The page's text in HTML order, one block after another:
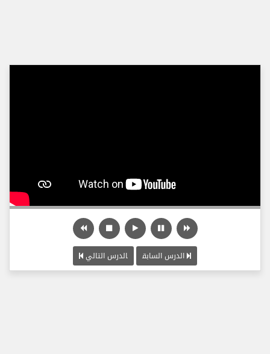
الدرس السابق الدرس التالي